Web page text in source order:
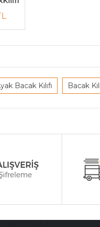
Bacak Kılıfı Bacak